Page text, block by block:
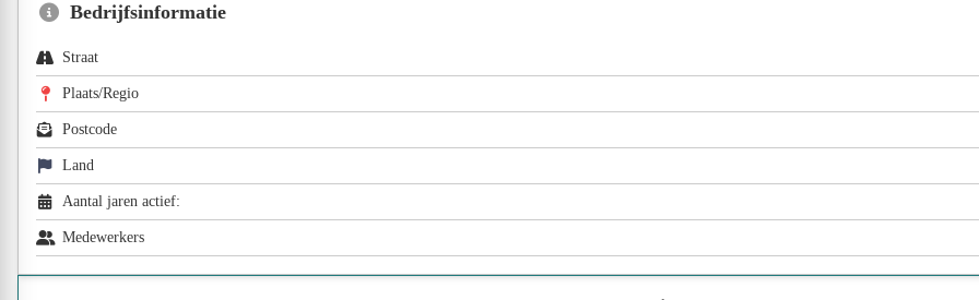
Bedrijfsinformatie
Straat
Plaats/Regio
Postcode
Land
Aantal jaren actief:
Medewerkers